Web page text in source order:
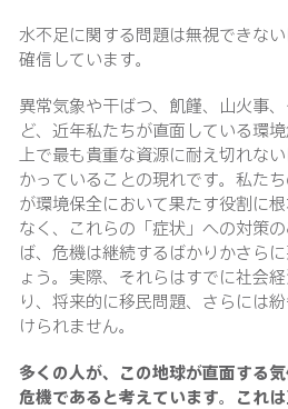
水不足に関する問題は無視できな
確信しています。
異常気象や干ばつ、飢饉、山火事
ど、近年私たちが直面している環
上で最も貴重な資源に耐え切れな
かっていることの現れです。私た
が環境保全において果たす役割に
なく、これらの「症状」への対策
ば、危機は継続するばかりかさら
ょう。実際、それらはすでに社会
り、将来的に移民問題、さらには
けられません。
多くの人が、この地球が直面する
危機であると考えています。これ